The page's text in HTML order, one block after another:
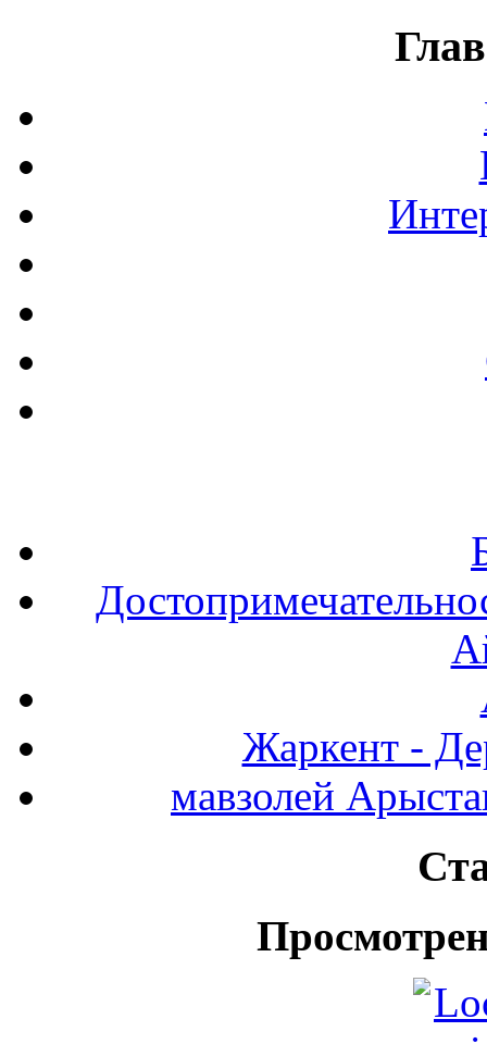
Жаркент -
мавзолей